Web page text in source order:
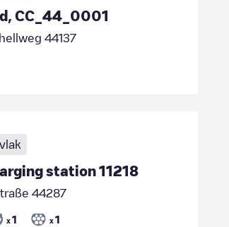
CC_44_0001
44137
station 11218
44287
x 1 x 1